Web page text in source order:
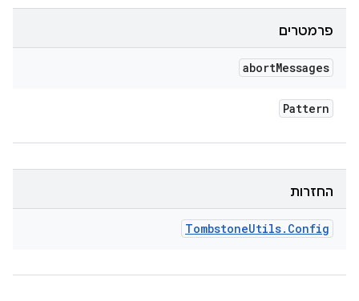
פרמטרים
abortMessages
Pattern
החזרות
TombstoneUtils. Config